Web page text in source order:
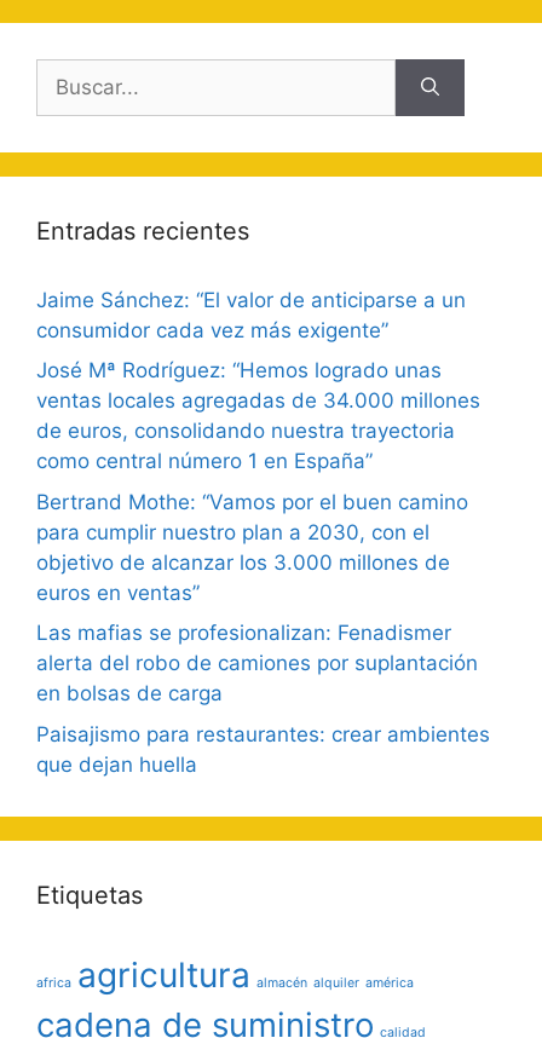
Entradas recientes
Jaime Sánchez: “El valor de anticiparse a un
consumidor cada vez más exigente”
José Mª Rodríguez: “Hemos logrado unas
ventas locales agregadas de 34.000 millones
de euros, consolidando nuestra trayectoria
como central número 1 en España”
Bertrand Mothe: “Vamos por el buen camino
para cumplir nuestro plan a 2030, con el
objetivo de alcanzar los 3.000 millones de
euros en ventas”
Las mafias se profesionalizan: Fenadismer
alerta del robo de camiones por suplantación
en bolsas de carga
Paisajismo para restaurantes: crear ambientes
que dejan huella
Etiquetas
africa agricultura almacén alquiler américa
cadena de suministro calidad